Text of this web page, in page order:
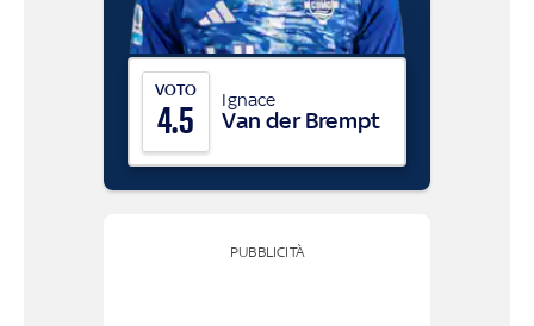
VOTO
4.5 Ignace
Van der Brempt
PUBBLICITÀ